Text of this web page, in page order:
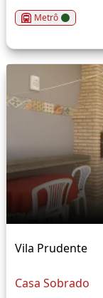
Metrô
Vila Prudente
Casa Sobrado